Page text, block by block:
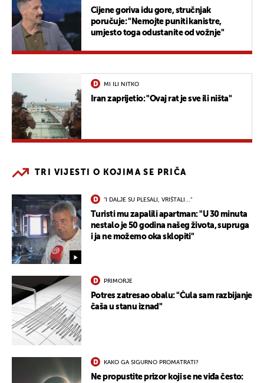
Cijene goriva idu gore, stručnjak
poručuje: "Nemojte puniti kanistre,
umjesto toga odustanite od vožnje"
MI ILI NITKO
Iran zaprijetio: "Ovaj rat je sve ili ništa"
TRI VIJESTI O KOJIMA SE PRIČA
"I DALJE SU PLESALI, VRIŠTALI..."
Turisti mu zapalili apartman: "U 30 minuta
nestalo je 50 godina našeg života, supruga
i ja ne možemo oka sklopiti"
PRIMORJE
Potres zatresao obalu: "Čula sam razbijanje
čaša u stanu iznad"
KAKO GA SIGURNO PROMATRATI?
Ne propustite prizor koji se ne viđa često: